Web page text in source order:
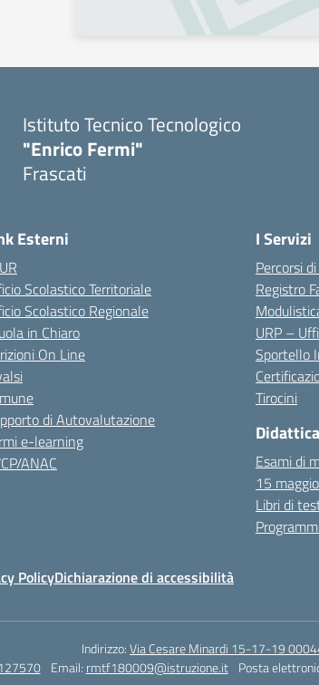
Istituto Tecnico Tecnologico
"Enrico Fermi"
Frascati
Esterni
Scolastico Territoriale
Scolastico Regionale
in Chiaro
On Line
di Autovalutazione
e-learning
ANAC
I Servizi
Percorsi
Registro
URP –
Sportello
Tirocini
Didattica
Esami di
15 maggio
Libri di
PolicyDichiarazione di accessibilità
Indirizzo:Via Cesare Minardi 15-17-19
Email: rmtf180009@istruzione.it Posta